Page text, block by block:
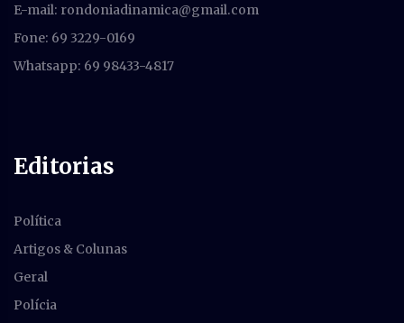
E-mail: rondoniadinamica@gmail.com
Fone: 69 3229-0169
Whatsapp: 69 98433-4817
Editorias
Política
Artigos & Colunas
Geral
Polícia